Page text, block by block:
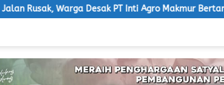
PT Inti Agro Makmur Bertanggung Jawab